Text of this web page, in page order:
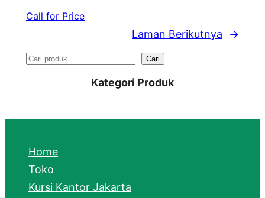
Call for Price
Laman Berikutnya →
S
r
h
Cari
Kategori Produk
Home
Toko
Kursi Kantor Jakarta